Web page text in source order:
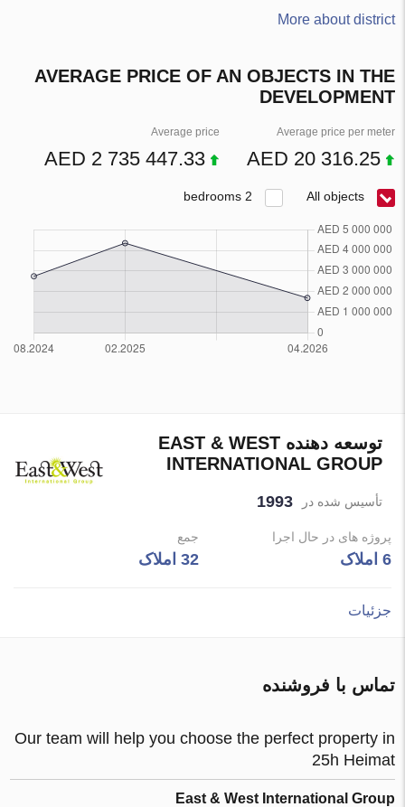
More about district
AVERAGE PRICE OF AN OBJECTS IN THE
DEVELOPMENT
Average price per meter
20 316.25 AED
Average price
2 735 447.33 AED
All objects
توسعه دهنده EAST & WEST
INTERNATIONAL GROUP
تأسیس شده در 1993
پروژه های در حال اجرا
6 املاک
جمع
32 املاک
جزئیات
تماس با فروشنده
Our team will help you choose the perfect property in
25h Heimat
East & West International Group